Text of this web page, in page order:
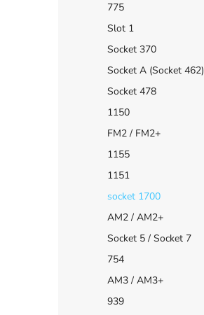
775
Slot 1
Socket 370
Socket A (Socket 462)
Socket 478
1150
FM2 / FM2+
1155
1151
socket 1700
AM2 / AM2+
Socket 5 / Socket 7
754
AM3 / AM3+
939